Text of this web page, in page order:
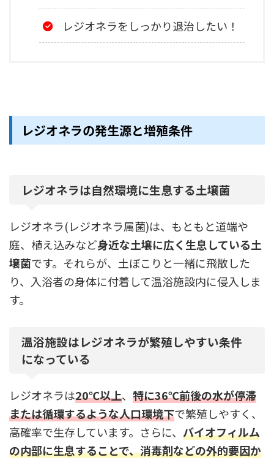
レジオネラをしっかり退治したい！
レジオネラの発生源と増殖条件
レジオネラは自然環境に生息する土壌菌
レジオネラ(レジオネラ属菌)は、もともと道端や
庭、植え込みなど身近な土壌に広く生息している土
壌菌です。それらが、土ぼこりと一緒に飛散した
り、入浴者の身体に付着して温浴施設内に侵入しま
す。
温浴施設はレジオネラが繁殖しやすい条件
になっている
レジオネラは20℃以上、 特に36℃前後の水が停滞
または循環するような人口環境下で繁殖しやすく、
高確率で生存しています。さらに、 バイオフィルム
の内部に生息することで、消毒剤などの外的要因か